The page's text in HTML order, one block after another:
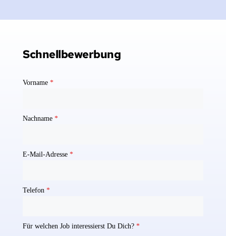
Schnellbewerbung
Vorname *
Nachname *
E-Mail-Adresse *
Telefon *
Für welchen Job interessierst Du Dich? *